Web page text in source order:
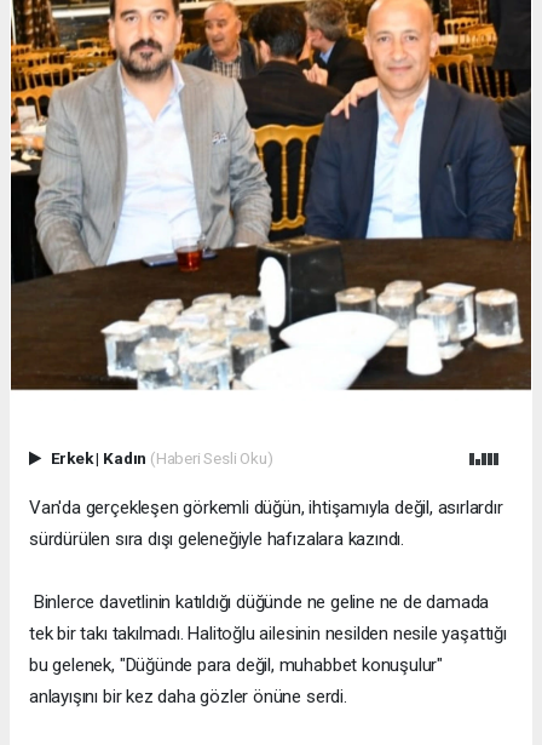
Erkek| Kadın (Haberi Sesli Oku)
Van'da gerçekleşen görkemli düğün, ihtişamıyla değil, asırlardır
sürdürülen sıra dışı geleneğiyle hafızalara kazındı.
Binlerce davetlinin katıldığı düğünde ne geline ne de damada
tek bir takı takılmadı. Halitoğlu ailesinin nesilden nesile yaşattığı
bu gelenek, "Düğünde para değil, muhabbet konuşulur"
anlayışını bir kez daha gözler önüne serdi.